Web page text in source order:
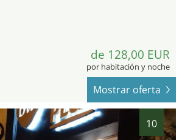
de 128,00 EUR
por habitación y noche
Mostrar oferta
10